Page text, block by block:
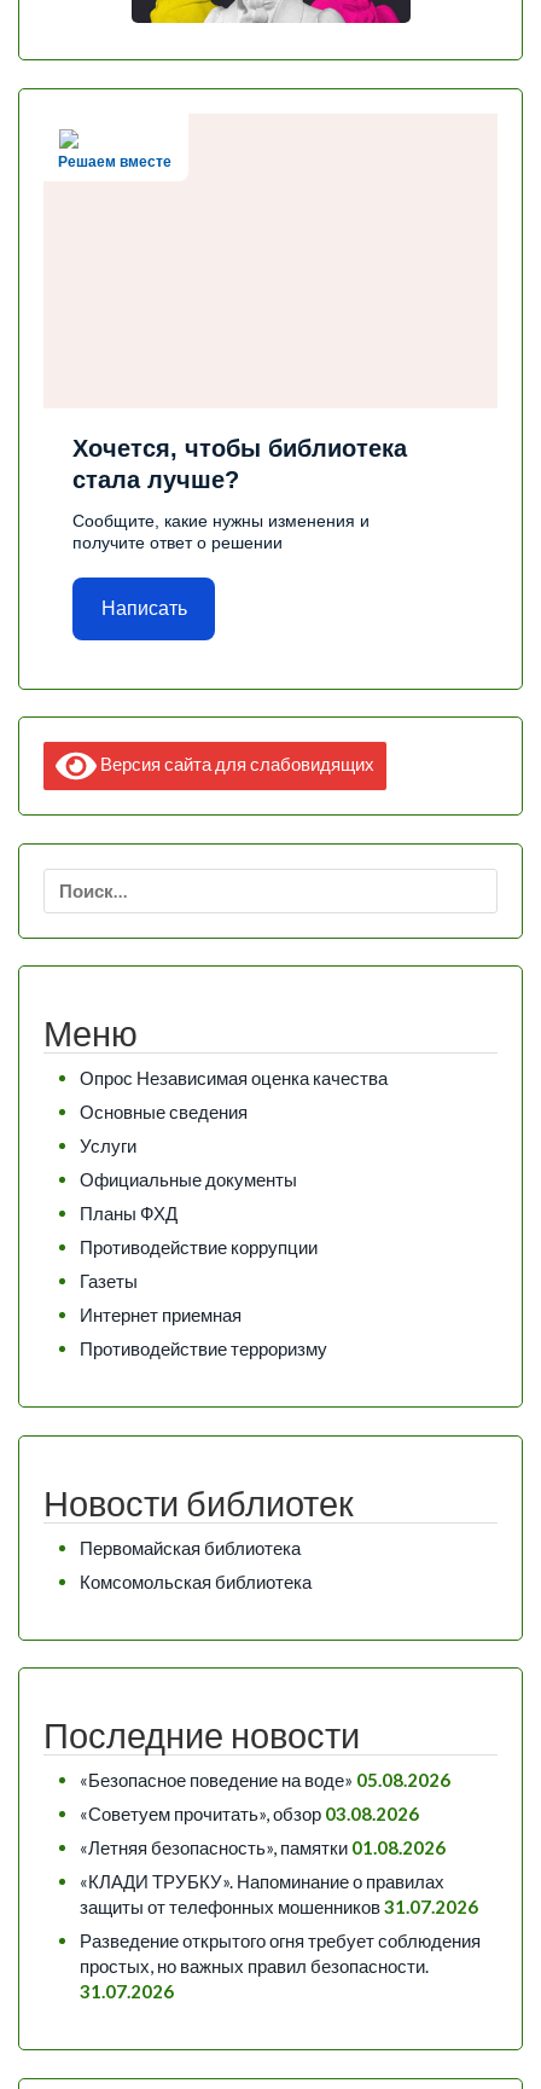
Решаем вместе
Хочется, чтобы библиотека
стала лучше?
Сообщите, какие нужны изменения и
получите ответ о решении
Написать
Версия сайта для слабовидящих
Меню
Опрос Независимая оценка качества
Основные сведения
Услуги
Официальные документы
Планы ФХД
Противодействие коррупции
Газеты
Интернет приемная
Противодействие терроризму
Новости библиотек
Первомайская библиотека
Комсомольская библиотека
Последние новости
«Безопасное поведение на воде» 05.08.2026
«Советуем прочитать», обзор 03.08.2026
«Летняя безопасность», памятки 01.08.2026
«КЛАДИ ТРУБКУ». Напоминание о правилах
защиты от телефонных мошенников31.07.2026
Разведение открытого огня требует соблюдения
простых, но важных правил безопасности.
31.07.2026